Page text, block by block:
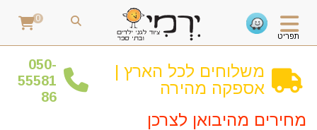
תפריט
0
משלוחים לכל הארץ |
אספקה מהירה
050-
55581
86
מחירים מהיבואן לצרכן